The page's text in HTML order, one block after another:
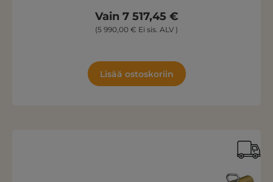
Vain 7 517,45 €
(5 990,00 € Ei sis. ALV )
Lisää ostoskoriin